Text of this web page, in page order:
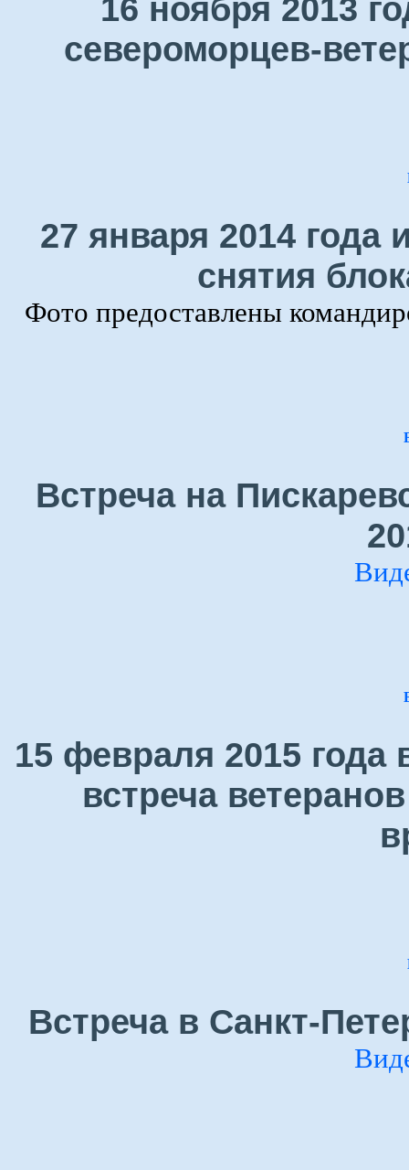
16 ноября 2013
североморцев-
27 января 2014 года
снятия
Фото предоставлены
Встреча на
15 февраля 2015 года
встреча
Встреча в Санкт-